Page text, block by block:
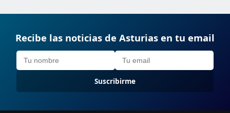
Recibe las noticias de Asturias en tu email
Suscribirme